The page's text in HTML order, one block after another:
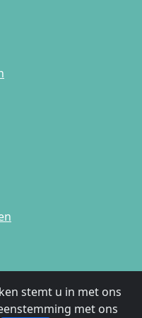
stemt u in met ons
met ons